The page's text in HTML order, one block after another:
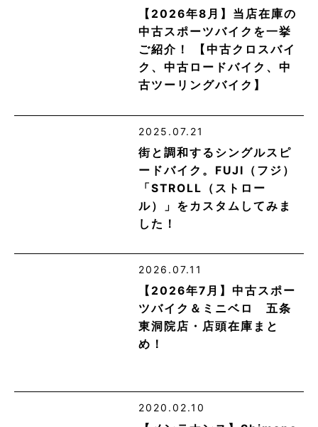
【2026年8月】当店在庫の
中古スポーツバイクを一挙
ご紹介！ 【中古クロスバイ
ク、中古ロードバイク、中
古ツーリングバイク】
2025.07.21
街と調和するシングルスピ
ードバイク。FUJI（フジ）
「STROLL（ストロー
ル）」をカスタムしてみま
した！
2026.07.11
【2026年7月】中古スポー
ツバイク＆ミニベロ 五条
東洞院店・店頭在庫まと
め！
2020.02.10